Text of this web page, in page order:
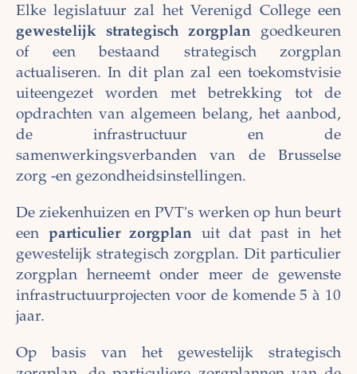
Elke legislatuur zal het Verenigd College een
gewestelijk strategisch zorgplan goedkeuren
of een bestaand strategisch zorgplan
actualiseren. In dit plan zal een toekomstvisie
uiteengezet worden met betrekking tot de
opdrachten van algemeen belang, het aanbod,
de infrastructuur en de
samenwerkingsverbanden van de Brusselse
zorg -en gezondheidsinstellingen.
De ziekenhuizen en PVT's werken op hun beurt
een particulier zorgplan uit dat past in het
gewestelijk strategisch zorgplan. Dit particulier
zorgplan herneemt onder meer de gewenste
infrastructuurprojecten voor de komende 5 à 10
jaar.
Op basis van het gewestelijk strategisch